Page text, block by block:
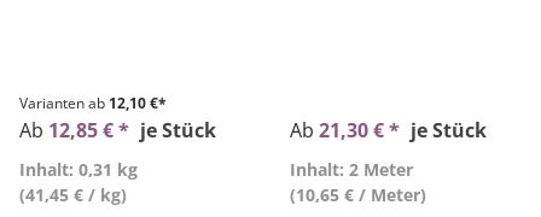
Varianten ab 12,10 €*
Ab 12,85 € * je Stück
Inhalt: 0,31 kg
(41,45 € / kg)
Ab 21,30 € * je Stück
Inhalt: 2 Meter
(10,65 € / Meter)